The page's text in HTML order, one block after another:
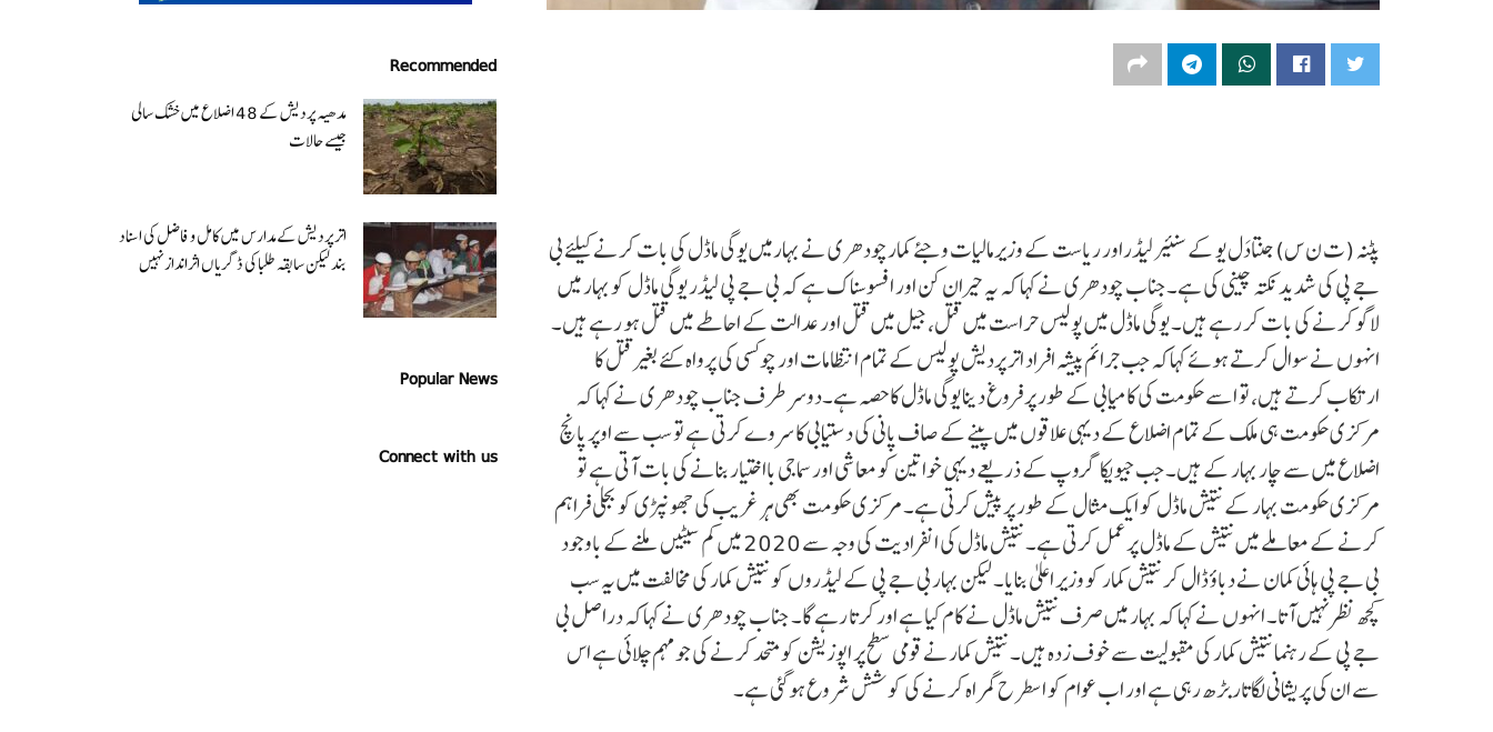
پٹنہ (ت ن س) جنتادَل یو کے سنیئر لیڈراور ریاست کے وزیرمالیات وجئے کمارچودھری نے بہارمیں یوگی ماڈل کی بات کرنے کیلئے بی
جے پی کی شدید نکتہ چینی کی ہے۔جناب چودھری نے کہا کہ یہ حیران کن اور افسوسناک ہے کہ بی جے پی لیڈر یوگی ماڈل کو بہار میں
لاگو کرنے کی بات کر رہے ہیں۔ یوگی ماڈل میں پولیس حراست میں قتل، جیل میں قتل اور عدالت کے احاطے میں قتل ہو رہے ہیں۔
انہوں نے سوال کرتے ہوئے کہاکہ جب جرائم پیشہ افراد اتر پردیش پولیس کے تمام انتظامات اور چوکسی کی پرواہ کئے بغیرقتل کا
ارتکاب کرتے ہیں، تو اسے حکومت کی کامیابی کے طور پر فروغ دینا یوگی ماڈل کاحصہ ہے۔دوسر طرف جناب چودھری نے کہا کہ
مرکزی حکومت ہی ملک کے تمام اضلاع کے دیہی علاقوں میں پینے کے صاف پانی کی دستیابی کا سروے کرتی ہے تو سب سے اوپر پانچ
اضلاع میں سے چار بہار کے ہیں۔ جب جیویکا گروپ کے ذریعے دیہی خواتین کو معاشی اور سماجی بااختیار بنانے کی بات آتی ہے تو
مرکزی حکومت بہار کے نتیش ماڈل کو ایک مثال کے طور پر پیش کرتی ہے۔ مرکزی حکومت بھی ہر غریب کی جھونپڑی کو بجلی فراہم
کرنے کے معاملے میں نتیش کے ماڈل پر عمل کرتی ہے۔ نتیش ماڈل کی انفرادیت کی وجہ سے 2020 میں کم سیٹیں ملنے کے باوجود
بی جے پی ہائی کمان نے دباؤ ڈال کر نتیش کمار کو وزیر اعلیٰ بنایا۔ لیکن بہار بی جے پی کے لیڈروں کو نتیش کمار کی مخالفت میں یہ سب
کچھ نظر نہیں آتا۔ انہوں نے کہا کہ بہار میں صرف نتیش ماڈل نے کام کیا ہے اور کرتا رہے گا۔ جناب چودھری نے کہاکہ دراصل بی
جے پی کے رہنما نتیش کمار کی مقبولیت سے خوف زدہ ہیں۔ نتیش کمارنے قومی سطح پر اپوزیشن کومتحد کرنے کی جو مہم چلائی ہے اس
سے ان کی پریشانی لگاتاربڑھ رہی ہے اور اب عوام کو اسطرح گمراہ کرنے کی کوشش شروع ہوگئی ہے۔
Recommended
مدھیہ پردیش کے 48 اضلاع میں خشک سالی
جیسے حالات
اتر پردیش کےمدارس میں کامل و فاضل کی اسناد
بند لیکن سابقہ طلبا کی ڈگریا ں اثرانداز نہیں
Popular News
Connect with us